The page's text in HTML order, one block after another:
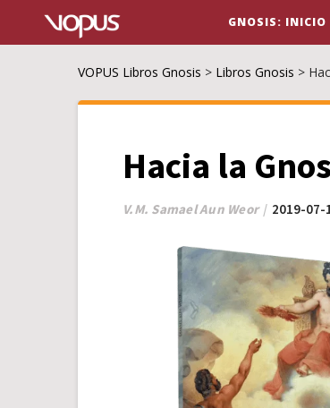
GNOSIS: INICIO
VOPUS Libros Gnosis > Libros Gnosis >
Hacia la
V.M. Samael Aun Weor 2019-07-